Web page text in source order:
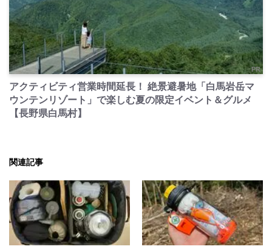
PR
アクティビティ営業時間延長！ 絶景避暑地「白馬岩岳マ
ウンテンリゾート」で楽しむ夏の限定イベント＆グルメ
【長野県白馬村】
関連記事